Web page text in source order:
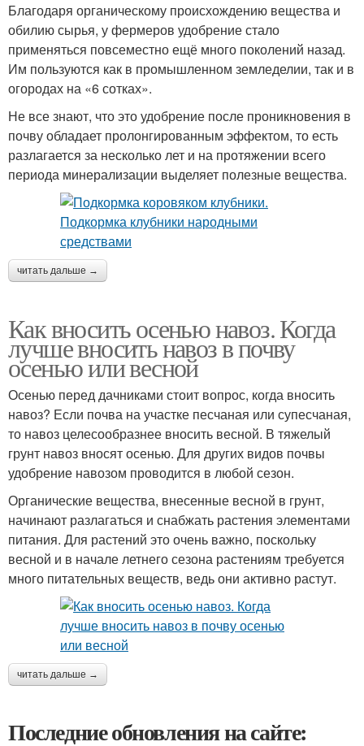
Благодаря органическому происхождению вещества и
обилию сырья, у фермеров удобрение стало
применяться повсеместно ещё много поколений назад.
Им пользуются как в промышленном земледелии, так и в
огородах на «6 сотках».
Не все знают, что это удобрение после проникновения в
почву обладает пролонгированным эффектом, то есть
разлагается за несколько лет и на протяжении всего
периода минерализации выделяет полезные вещества.
читать дальше →
Как вносить осенью навоз. Когда
лучше вносить навоз в почву
осенью или весной
Осенью перед дачниками стоит вопрос, когда вносить
навоз? Если почва на участке песчаная или супесчаная,
то навоз целесообразнее вносить весной. В тяжелый
грунт навоз вносят осенью. Для других видов почвы
удобрение навозом проводится в любой сезон.
Органические вещества, внесенные весной в грунт,
начинают разлагаться и снабжать растения элементами
питания. Для растений это очень важно, поскольку
весной и в начале летнего сезона растениям требуется
много питательных веществ, ведь они активно растут.
читать дальше →
Последние обновления на сайте: